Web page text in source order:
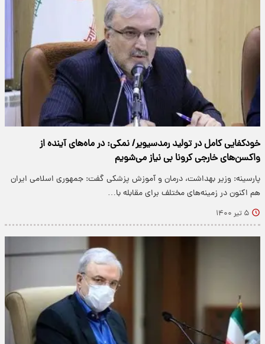
خودکفایی کامل در تولید رمدسیویر/ نمکی: در ماه‌های آینده از
واکسن‌های خارجی کرونا بی نیاز می‌شویم
پارسینه: وزیر بهداشت، درمان و آموزش پزشکی گفت: جمهوری اسلامی ایران
هم اکنون در زمینه‌های مختلف برای مقابله با…
۵ تیر ۱۴۰۰